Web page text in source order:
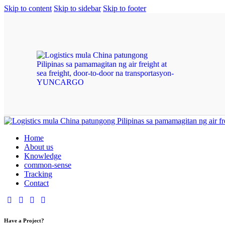
Skip to content Skip to sidebar Skip to footer
Home
About us
Knowledge
common-sense
Tracking
Contact
Have a Project?